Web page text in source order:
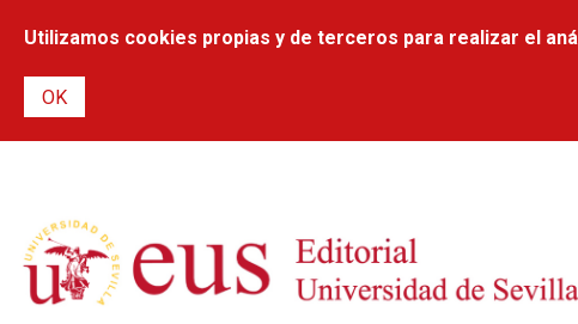
Utilizamos cookies propias y de terceros para realizar el